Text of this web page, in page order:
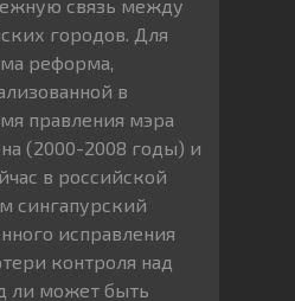
связь между
городов. Для
реформа,
в
правления мэра
(2000-2008 годы) и
в российской
сингапурский
исправления
контроля над
ли может быть